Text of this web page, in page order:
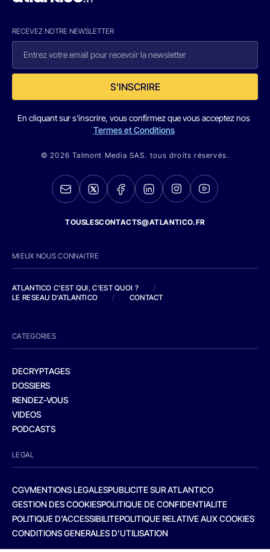
RECEVEZ NOTRE NEWSLETTER
S'INSCRIRE
En cliquant sur s'inscrire, vous confirmez que vous acceptez nos
Termes et Conditions
© 2026 Talmont Media SAS. tous droits réservés.
TOUSLESCONTACTS@ATLANTICO.FR
MIEUX NOUS CONNAITRE
ATLANTICO C'EST QUI, C'EST QUOI ?
/
LE RESEAU D'ATLANTICO
/ CONTACT
CATEGORIES
DECRYPTAGES
DOSSIERS
RENDEZ-VOUS
VIDEOS
PODCASTS
LEGAL
CGVMENTIONS LEGALESPUBLICITE SUR ATLANTICO
GESTION DES COOKIESPOLITIQUE DE CONFIDENTIALITE
POLITIQUE D’ACCESSIBILITEPOLITIQUE RELATIVE AUX COOKIES
CONDITIONS GENERALES D’UTILISATION